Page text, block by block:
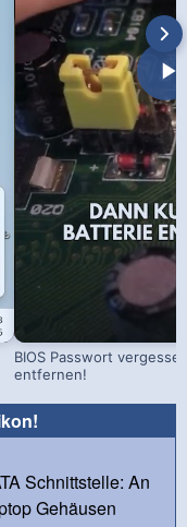
BIOS Passwort
entfernen!
Schnittstelle: An
Gehäusen